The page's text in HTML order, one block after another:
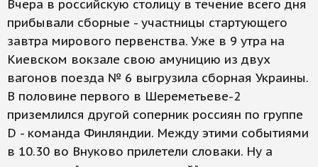
Вчера в российскую столицу в течение всего дня
прибывали сборные - участницы стартующего
завтра мирового первенства. Уже в 9 утра на
Киевском вокзале свою амуницию из двух
вагонов поезда № 6 выгрузила сборная Украины.
В половине первого в Шереметьеве-2
приземлился другой соперник россиян по группе
D - команда Финляндии. Между этими событиями
в 10.30 во Внуково прилетели словаки. Ну а